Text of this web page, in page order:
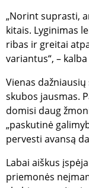
„Norint suprasti,
kitais. Lyginimas
ribas ir greitai
variantus“, –
Vienas
skubos jausmas.
domisi daug
„paskutinė
pervesti avansą
Labai aiškus
priemonės